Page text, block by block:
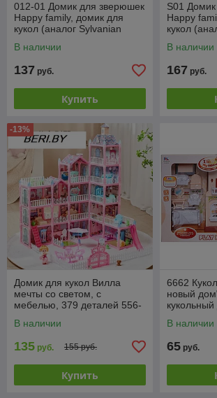
012-01 Домик для зверюшек
Happy family, домик для
кукол (аналог Sylvanian
В наличии
137 руб.
Купить
S01
Happy
кукол
В наличии
167 руб.
-13%
Домик для кукол Вилла
мечты со светом, с
мебелью, 379 деталей 556-
В наличии
135 руб. 155 руб.
Купить
6662
новый
В наличии
65 руб.